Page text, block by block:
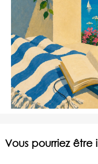
Vous pourriez être